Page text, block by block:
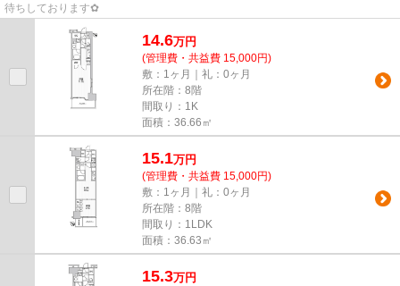
待ちしております✿
14.6万円
(管理費・共益費 15,000円)
敷：1ヶ月｜礼：0ヶ月
所在階：8階
間取り：1K
面積：36.66㎡
15.1万円
(管理費・共益費 15,000円)
敷：1ヶ月｜礼：0ヶ月
所在階：8階
間取り：1LDK
面積：36.63㎡
15.3万円